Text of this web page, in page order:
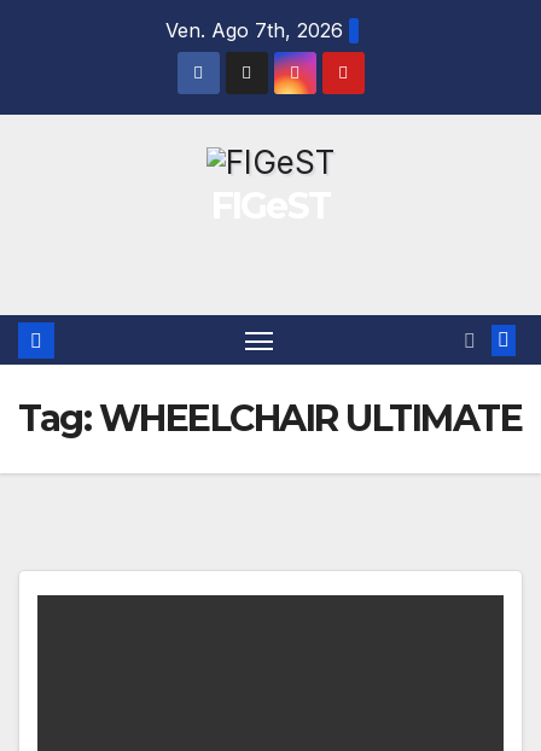
Ven. Ago 7th, 2026
Tag:WHEELCHAIR ULTIMATE